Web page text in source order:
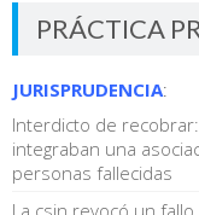
PRÁCTICA
JURISPRUDENCIA:
Interdicto de
integraban una
personas fallecidas
La csjn revocó un